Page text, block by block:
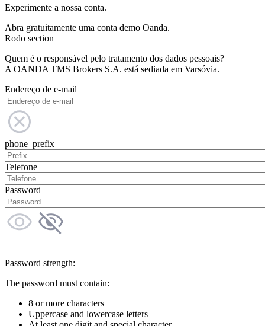
Experimente a nossa conta.
Abra gratuitamente uma conta demo Oanda.
Rodo section
Quem é o responsável pelo tratamento dos dados pessoais?
A OANDA TMS Brokers S.A. está sediada em Varsóvia.
Endereço de e-mail
phone_prefix
Telefone
Password
Password strength:
The password must contain:
8 or more characters
Uppercase and lowercase letters